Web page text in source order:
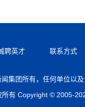
聘英才 联系方式
集团所有，任何单位以
所有 Copyright © 2005-